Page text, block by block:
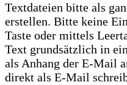
Textdateien bitte als
erstellen. Bitte keine
Taste oder mittels
Text grundsätzlich in
als Anhang der E-Mail
direkt als E-Mail